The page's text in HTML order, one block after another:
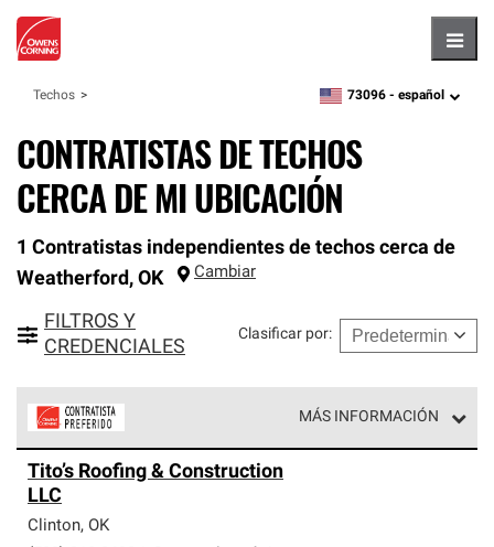
Techos zipcode,language
73096 - español
CONTRATISTAS DE TECHOS
CERCA DE MI UBICACIÓN
1 Contratistas independientes de techos cerca de
Weatherford, OK Cambiar
FILTROS Y
CREDENCIALES
Clasificar por:
MÁS INFORMACIÓN
parte de una red exclusiva de profesionales de techos
que cumplen con altos estándares y requisitos estrictos
de profesionalismo y confiabilidad.
Tito’s Roofing & Construction
LLC
Clinton, OK